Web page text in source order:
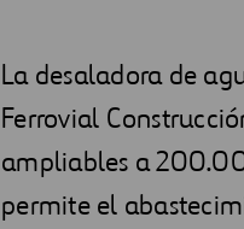
La desaladora de
Ferrovial
ampliables a
permite el